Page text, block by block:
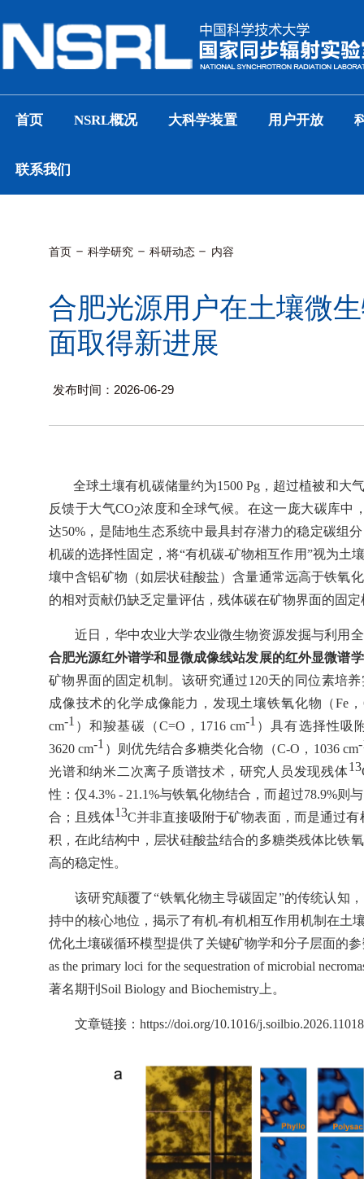
首页 NSRL概况 大科学装置 用户开放
联系我们
首页 科学研究 科研动态 内容
合肥光源用户在土壤微
面取得新进展
发布时间：2026-06-29
全球土壤有机碳储量约为1500 Pg ，超过植被和大
反馈于大气CO2浓度和全球气候。在这一庞大碳库中
达50% ，是陆地生态系统中最具封存潜力的稳定碳组
机碳的选择性固定，将“有机碳-矿物相互作用”视为土
壤中含铝矿物（如层状硅酸盐）含量通常远高于铁氧
的相对贡献仍缺乏定量评估，残体碳在矿物界面的固
近日，华中农业大学农业微生物资源发掘与利用
合肥光源红外谱学和显微成像线站发展的红外显微谱
矿物界面的固定机制。该研究通过120天的同位素培
成像技术的化学成像能力，发现土壤铁氧化物（Fe ，
cm-1 ）和羧基碳（C=O ， 1716 cm-1 ）具有选择性吸
3620 cm-1 ）则优先结合多糖类化合物（C-O ， 1036 cm
光谱和纳米二次离子质谱技术，研究人员发现残体13
性：仅4.3% - 21.1%与铁氧化物结合，而超过78.9%则
合；且残体13C并非直接吸附于矿物表面，而是通过有
积，在此结构中，层状硅酸盐结合的多糖类残体比铁
高的稳定性。
该研究颠覆了“铁氧化物主导碳固定”的传统认知
持中的核心地位，揭示了有机-有机相互作用机制在土
优化土壤碳循环模型提供了关键矿物学和分子层面的
as the primary loci for the sequestration of microbial
著名期刊 Soil Biology and Biochemistry 上。
文章链接：https://doi.org/10.1016/